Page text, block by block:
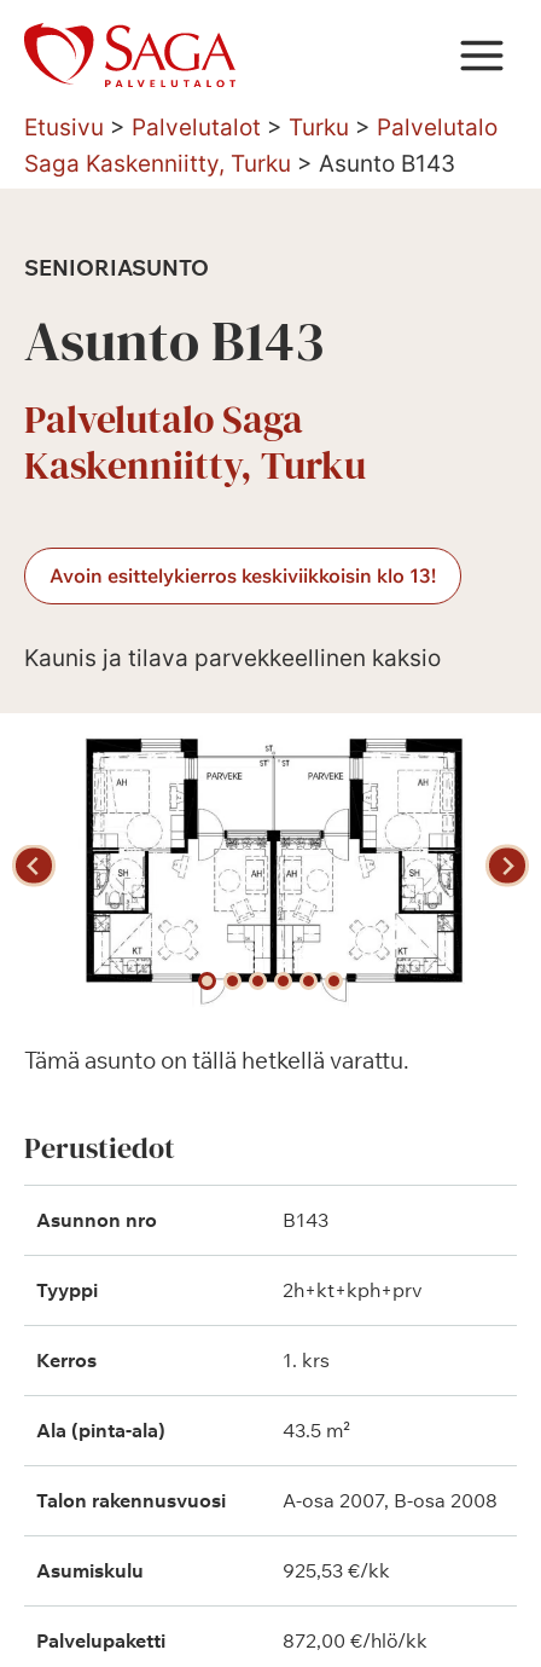
Siirry
sisältöön
Etusivu > Palvelutalot > Turku > Palvelutalo
Saga Kaskenniitty, Turku > Asunto B143
SENIORIASUNTO
Asunto B143
Palvelutalo Saga
Kaskenniitty, Turku
Avoin esittelykierros keskiviikkoisin klo 13!
Kaunis ja tilava parvekkeellinen kaksio
Tämä asunto on tällä hetkellä varattu.
Perustiedot
Asunnon nro B143
Tyyppi 2h+kt+kph+prv
Kerros 1. krs
Ala (pinta-ala) 43.5 m²
Talon rakennusvuosi A-osa 2007, B-osa 2008
Asumiskulu 925,53 €/kk
Palvelupaketti 872,00 €/hlö/kk